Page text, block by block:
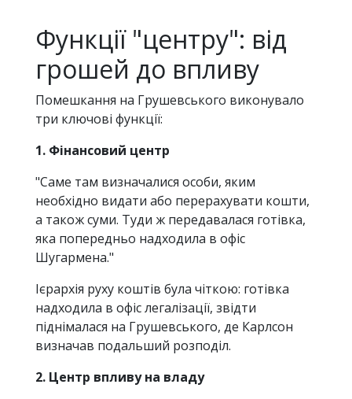
Функції "центру": від
грошей до впливу
Помешкання на Грушевського виконувало
три ключові функції:
1. Фінансовий центр
"Саме там визначалися особи, яким
необхідно видати або перерахувати кошти,
а також суми. Туди ж передавалася готівка,
яка попередньо надходила в офіс
Шугармена."
Ієрархія руху коштів була чіткою: готівка
надходила в офіс легалізації, звідти
піднімалася на Грушевського, де Карлсон
визначав подальший розподіл.
2. Центр впливу на владу